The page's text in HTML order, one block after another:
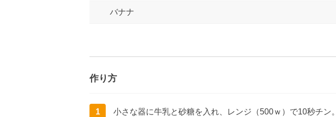
バナナ
作り方
1 小さな器に牛乳と砂糖を入れ、レンジ（500ｗ）で10秒チン。